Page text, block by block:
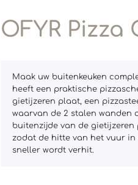
OFYR Pizza
Maak uw buitenkeuken
heeft een praktische
gietijzeren plaat, een
waarvan de 2 stalen wanden
buitenzijde van de
zodat de hitte van het vuur
sneller wordt verhit.